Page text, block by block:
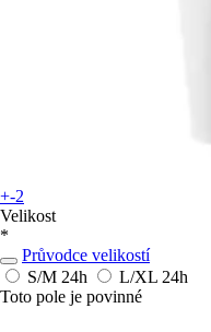
+-2
Velikost
*
Průvodce velikostí
S/M 24h L/XL 24h
Toto pole je povinné